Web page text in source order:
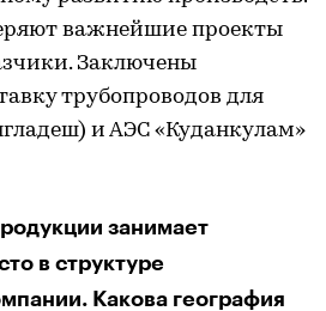
важнейшие проекты
Заключены
трубопроводов для
и АЭС «Куданкулам»
занимает
в структуре
Какова география